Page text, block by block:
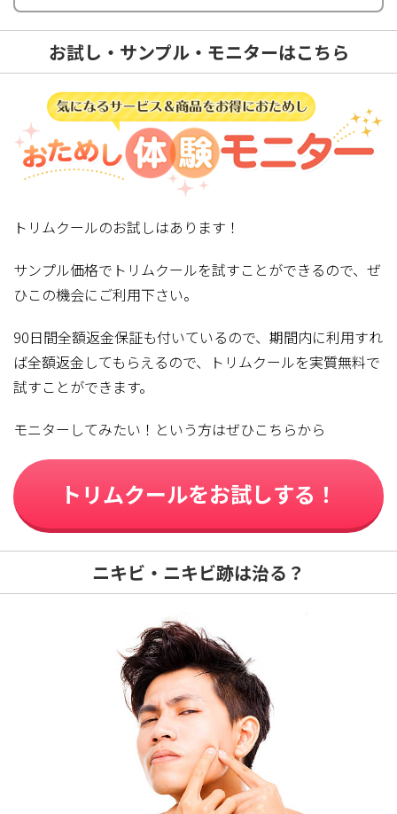
お試し・サンプル・モニターはこちら
トリムクールのお試しはあります！
サンプル価格でトリムクールを試すことができるので、ぜ
ひこの機会にご利用下さい。
90日間全額返金保証も付いているので、期間内に利用すれ
ば全額返金してもらえるので、トリムクールを実質無料で
試すことができます。
モニターしてみたい！という方はぜひこちらから
トリムクールをお試しする！
ニキビ・ニキビ跡は治る？